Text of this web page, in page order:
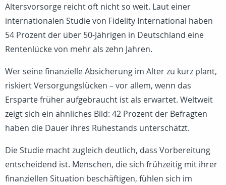
Altersvorsorge reicht oft nicht so weit. Laut einer
internationalen Studie von Fidelity International haben
54 Prozent der über 50-Jährigen in Deutschland eine
Rentenlücke von mehr als zehn Jahren.
Wer seine finanzielle Absicherung im Alter zu kurz plant,
riskiert Versorgungslücken – vor allem, wenn das
Ersparte früher aufgebraucht ist als erwartet. Weltweit
zeigt sich ein ähnliches Bild: 42 Prozent der Befragten
haben die Dauer ihres Ruhestands unterschätzt.
Die Studie macht zugleich deutlich, dass Vorbereitung
entscheidend ist. Menschen, die sich frühzeitig mit ihrer
finanziellen Situation beschäftigen, fühlen sich im